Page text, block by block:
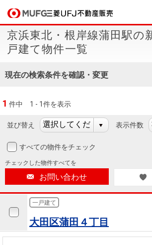
買いたいTOP
中古
マン
ショ
探す
築
中
を
売りたいTOP
無
料
査
却
相
店舗案内TOP
店舗のご
案内（首
都圏）
古屋）
会社情報TOP
ごあいさ
つ
経営ビジ
ョン
沿革
本社地
採用情報TOP
新卒採用
情報
買いたい
売りたい
店舗案内
会社情報
採用情報
法人のお客さま
提携企業にお勤めの方
京浜東北・根岸線蒲田駅の
戸建て物件一覧
現在の検索条件を確認・変更
1 件中 1 - 1件を表示
並び替え 表示件数
すべての物件をチェック
チェックした物件すべてを
お問い合わせ
一戸建て
大田区蒲田４丁目